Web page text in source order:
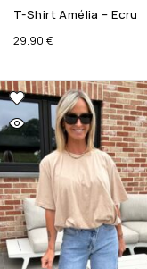
T-Shirt Amélia – Ecru
29.90 €